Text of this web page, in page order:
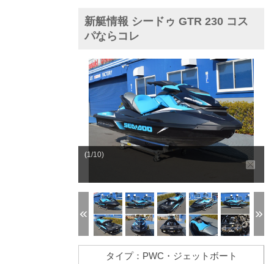
新艇情報 シードゥ GTR 230 コス
パならコレ
(1/10)
タイプ：PWC・ジェットボート